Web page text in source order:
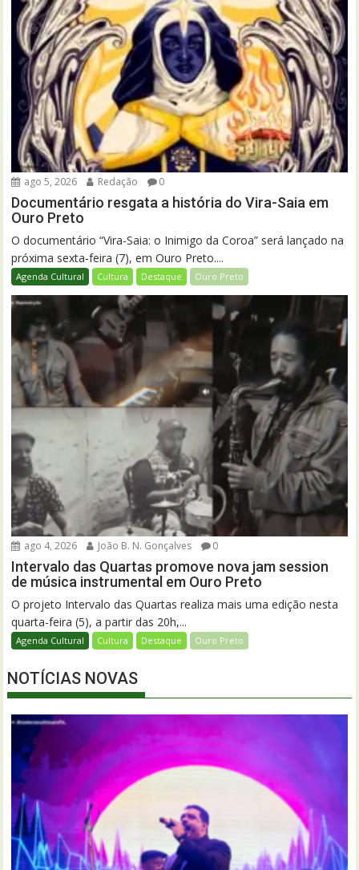
ago 5, 2026 Redação 0
Documentário resgata a história do Vira-Saia em
Ouro Preto
O documentário “Vira-Saia: o Inimigo da Coroa” será lançado na
próxima sexta-feira (7), em Ouro Preto....
Agenda Cultural Cultura Destaque Ouro Preto
ago 4, 2026 João B. N. Gonçalves 0
Intervalo das Quartas promove nova jam session
de música instrumental em Ouro Preto
O projeto Intervalo das Quartas realiza mais uma edição nesta
quarta-feira (5), a partir das 20h,...
Agenda Cultural Cultura Destaque Ouro Preto
NOTÍCIAS NOVAS